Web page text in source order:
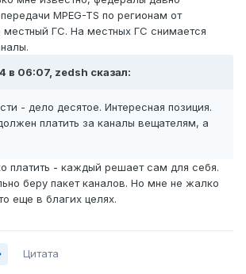
MPEG-TS по регионам от
местный ГС. На местных ГС снимается
в 06:07, zedsh сказал:
- дело десятое. Интересная позиция.
платить за каналы вещателям, а
платить - каждый решает сам для себя.
беру пакет каналов. Но мне не жалко
еще в благих целях.
Цитата